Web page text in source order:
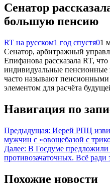
Сенатор
большую пенсию
RT на русском1 год спустя01
Сенатор, арбитражный
Епифанова рассказала RT,
индивидуальные
часто называют
элементом для расчёта
Навигация по
Предыдущая: Иерей РПЦ
мужчин с «овощебазой с
Далее: В Госдуме
противозачаточных. Всё ради
Похожие новости